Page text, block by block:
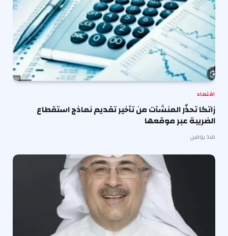
اقتصاد
زاتكا تحذّر المنشآت من تأخير تقديم نماذج استقطاع
الضريبة عبر موقعها
منذ يومين